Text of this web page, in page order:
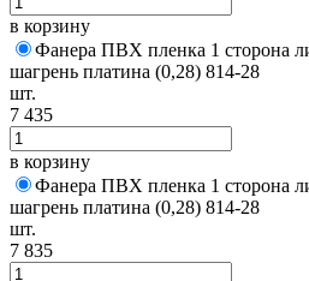
в корзину
Фанера ПВХ пленка 1 сторона
шагрень платина (0,28) 814-28
шт.
7 435
в корзину
Фанера ПВХ пленка 1 сторона
шагрень платина (0,28) 814-28
шт.
7 835